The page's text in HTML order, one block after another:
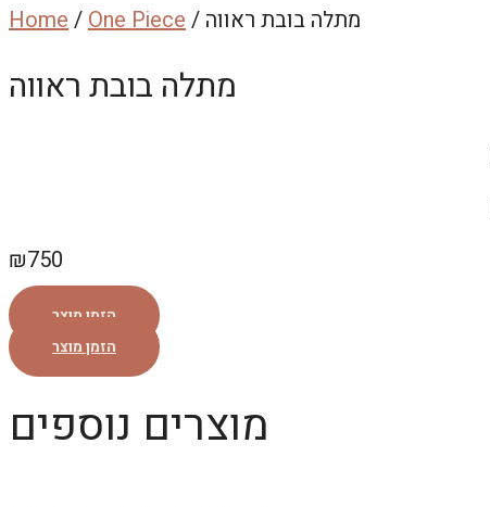
Home/One Piece / מתלה בובת ראווה
מתלה בובת ראווה
₪750
הזמן מוצר
הזמן מוצר
מוצרים נוספים